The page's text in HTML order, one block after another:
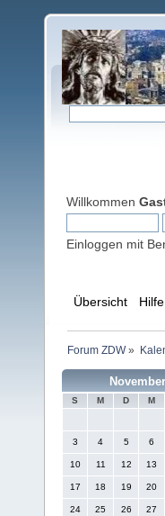
Willkommen
Einloggen mit
Übersicht Hilfe
Forum ZDW»
S M D M
3 4 5 6
10 11 12 13
17 18 19 20
24 25 26 27